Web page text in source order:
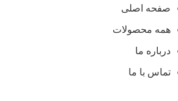
صفحه اصلی
همه محصولات
درباره ما
تماس با ما